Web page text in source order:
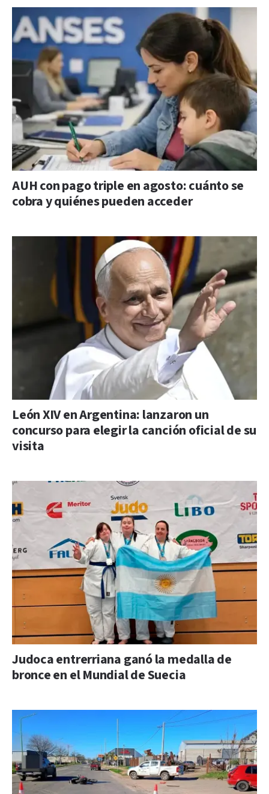
AUH con pago triple en agosto: cuánto se
cobra y quiénes pueden acceder
León XIV en Argentina: lanzaron un
concurso para elegir la canción oficial de su
visita
Judoca entrerriana ganó la medalla de
bronce en el Mundial de Suecia